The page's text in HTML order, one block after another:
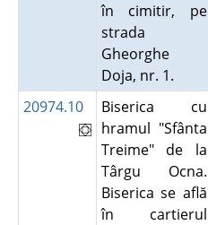
în cimitir, pe
strada
Gheorghe
Doja, nr. 1.
20974.10
Biserica cu
hramul "Sfânta
Treime" de la
Târgu Ocna.
Biserica se află
în cartierul